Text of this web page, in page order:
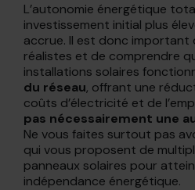
L’autonomie énergétique
investissement initial plus
accrue. Il est donc
réalistes et de comprendre
installations solaires
du réseau, offrant une
coûts d’électricité et de
pas nécessairement une
Ne vous faites surtout pas
qui vous proposent de
panneaux solaires pour
indépendance énergétique.